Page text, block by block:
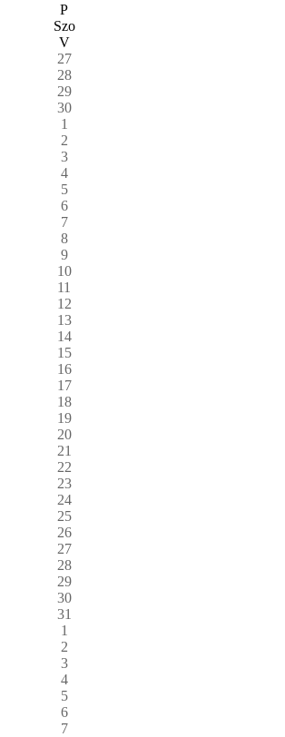
P
Szo
V
27
28
29
30
1
2
3
4
5
6
7
8
9
10
11
12
13
14
15
16
17
18
19
20
21
22
23
24
25
26
27
28
29
30
31
1
2
3
4
5
6
7